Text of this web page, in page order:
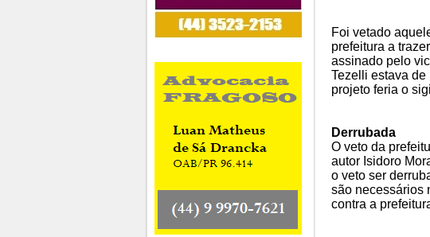
Foi vetado
prefeitura a
assinado pelo
Tezelli estava
projeto feria o
Derrubada
O veto da
autor Isidoro
o veto ser
são necessários
contra a